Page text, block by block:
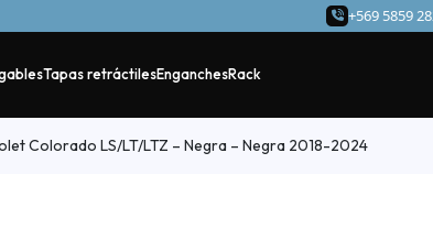
+569 5859
Tapas retráctilesEnganchesRack
Colorado LS/LT/LTZ – Negra – Negra 2018-2024